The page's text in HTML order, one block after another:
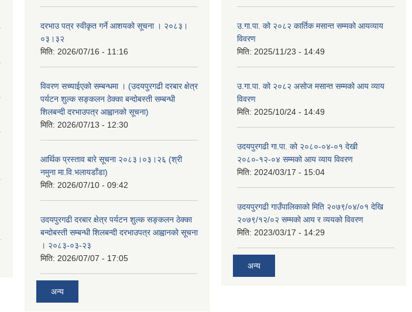
दरभाउ पत्र स्वीकृत गर्ने आशयको सूचना । २०८३।
०३।३२
मिति: 2026/07/16 - 11:16
विवरण सच्याईएको सम्बन्धमा । (उदयपुरगढी दरबार क्षेत्र
पर्यटन शुल्क सङ्कलन ठेक्का बन्दोबस्ती सम्बन्धी
शिलबन्दी दरभाउपत्र आह्वानको सूचना)
मिति: 2026/07/13 - 12:30
आर्थिक प्रस्ताव बारे सूचना २०८३।०३।२६ (श्री
नमुना मा.वि.भलायडाँडा)
मिति: 2026/07/10 - 09:42
उदयपुरगढी दरबार क्षेत्र पर्यटन शुल्क सङ्कलन ठेक्का
बन्दोबस्ती सम्बन्धी शिलबन्दी दरभाउपत्र आह्वानको सूचना
। २०८३-०३-२३
मिति: 2026/07/07 - 17:05
अन्य
उ.गा.पा. को २०८२ कार्तिक मसान्त सम्मको आयव्याय
विवरण
मिति: 2025/11/23 - 14:49
उ.गा.पा. को २०८२ असोज मसान्त सम्मको आय व्याय
विवरण
मिति: 2025/10/24 - 14:49
उदयपुरगढी गा.पा. को २०८०-०४-०१ देखी
२०८०-१२-०४ सम्मको आय व्याय विवरण
मिति: 2024/03/17 - 15:04
उदयपुरगढी गाउँपालिकाको मिति २०७९/०४/०१ देखि
२०७९/१२/०२ सम्मको आय र व्ययको विवरण
मिति: 2023/03/17 - 14:29
अन्य